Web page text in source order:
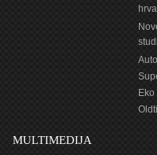
MULTIMEDIJA